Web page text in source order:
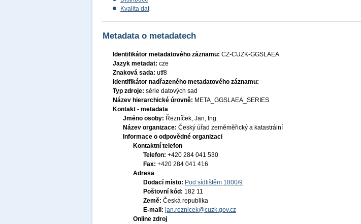
Kvalita dat
Metadata o metadatech
Identifikátor metadatového záznamu: CZ-CUZK-GGSLAEA
Jazyk metadat: cze
Znaková sada: utf8
Identifikátor nadřazeného metadatového záznamu:
Typ zdroje: série datových sad
Název hierarchické úrovně: META_GGSLAEA_SERIES
Kontakt - metadata
Jméno osoby: Řezníček, Jan, Ing.
Název organizace: Český úřad zeměměřický a katastrální
Informace o odpovědné organizaci
Kontaktní telefon
Telefon: +420 284 041 530
Fax: +420 284 041 416
Adresa
Dodací místo: Pod sídlištěm 1800/9
Poštovní kód: 182 11
Země: Česká republika
E-mail: jan.reznicek@cuzk.gov.cz
Online zdroj